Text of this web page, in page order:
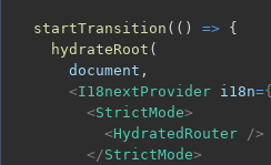
startTransition ( ( ) => {
hydrateRoot (
document ,
<I18nextProvider i18n={
<StrictMode>
<HydratedRouter
/>
</StrictMode>